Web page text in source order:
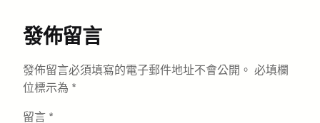
發佈留言
發佈留言必須填寫的電子郵件地址不會公開。 必填欄
位標示為 *
留言 *